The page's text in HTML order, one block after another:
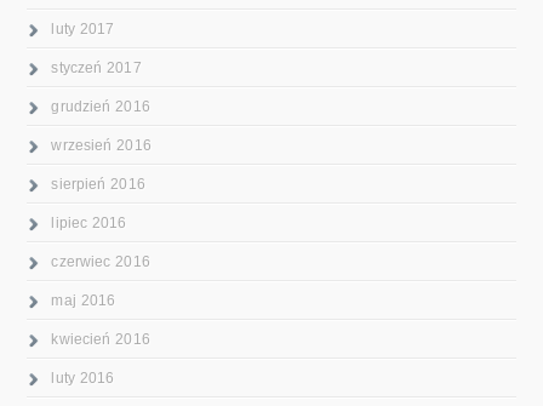
luty 2017
styczeń 2017
grudzień 2016
wrzesień 2016
sierpień 2016
lipiec 2016
czerwiec 2016
maj 2016
kwiecień 2016
luty 2016